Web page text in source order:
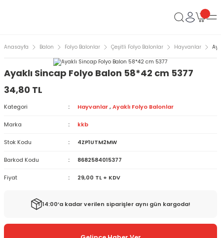
Anasayfa Balon Folyo Balonlar Çeşitli Folyo Balonlar Hayvanlar
Ayaklı Sincap Folyo Balon 58*42 cm 5377
34,80 TL
Kategori Hayvanlar,Ayaklı Folyo Balonlar
Marka kkb
Stok Kodu 4ZP1UTM2MW
Barkod Kodu 8682584015377
Fiyat 29,00 TL + KDV
14:00’a kadar verilen siparişler aynı gün kargoda!